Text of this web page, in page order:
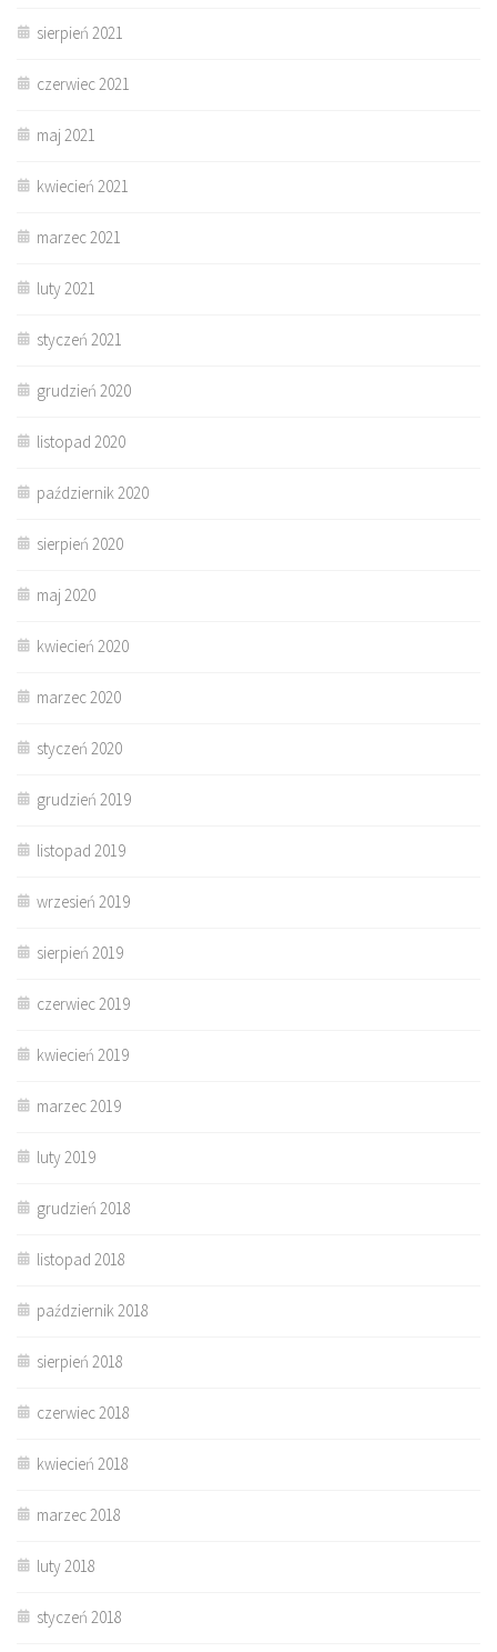
sierpień 2021
czerwiec 2021
maj 2021
kwiecień 2021
marzec 2021
luty 2021
styczeń 2021
grudzień 2020
listopad 2020
październik 2020
sierpień 2020
maj 2020
kwiecień 2020
marzec 2020
styczeń 2020
grudzień 2019
listopad 2019
wrzesień 2019
sierpień 2019
czerwiec 2019
kwiecień 2019
marzec 2019
luty 2019
grudzień 2018
listopad 2018
październik 2018
sierpień 2018
czerwiec 2018
kwiecień 2018
marzec 2018
luty 2018
styczeń 2018